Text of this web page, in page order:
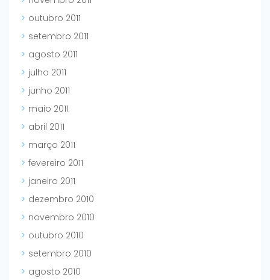
outubro 2011
setembro 2011
agosto 2011
julho 2011
junho 2011
maio 2011
abril 2011
março 2011
fevereiro 2011
janeiro 2011
dezembro 2010
novembro 2010
outubro 2010
setembro 2010
agosto 2010